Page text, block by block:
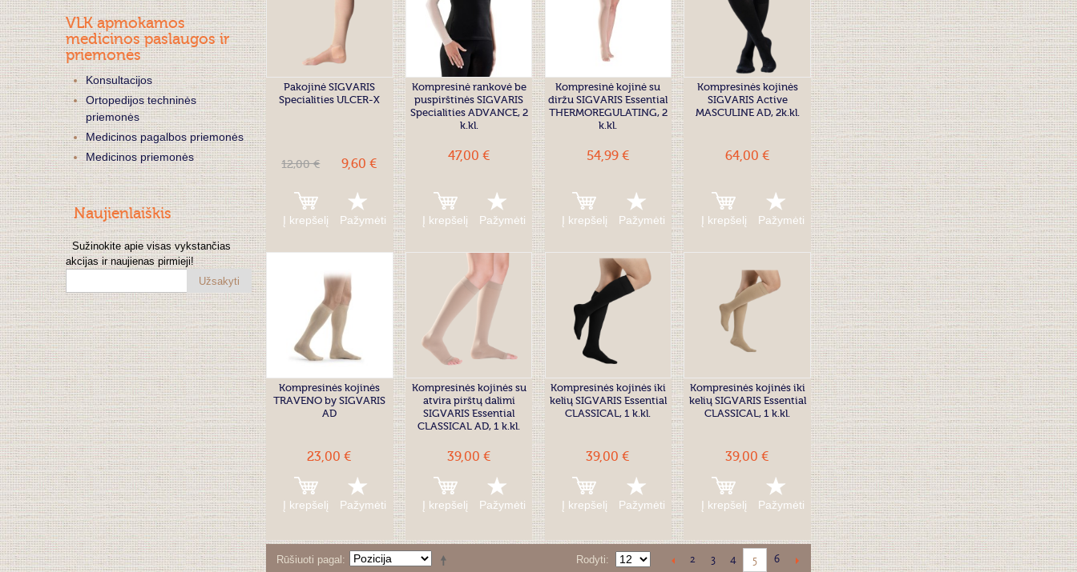
Pakojinė SIGVARIS
Specialities ULCER-X
12,00 € 9,60 €
Į krepšelį Pažymėti
Kompresinė rankovė be
puspirštinės SIGVARIS
Specialities ADVANCE, 2
k.kl.
47,00 €
Į krepšelį Pažymėti
Kompresinė kojinė su
diržu SIGVARIS Essential
THERMOREGULATING, 2
k.kl.
54,99 €
Į krepšelį Pažymėti
Kompresinės kojinės
SIGVARIS Active
MASCULINE AD, 2k.kl.
64,00 €
Į krepšelį Pažymėti
Kompresinės kojinės
TRAVENO by SIGVARIS
AD
23,00 €
Į krepšelį Pažymėti
Kompresinės kojinės su
atvira pirštų dalimi
SIGVARIS Essential
CLASSICAL AD, 1 k.kl.
39,00 €
Į krepšelį Pažymėti
Kompresinės kojinės iki
kelių SIGVARIS Essential
CLASSICAL, 1 k.kl.
39,00 €
Į krepšelį Pažymėti
Kompresinės kojinės iki
kelių SIGVARIS Essential
CLASSICAL, 1 k.kl.
39,00 €
Į krepšelį Pažymėti
Rūšiuoti pagal Rodyti 2 3 4 5 6
VLK apmokamos
medicinos paslaugos ir
priemonės
Konsultacijos
Ortopedijos techninės
priemonės
Medicinos pagalbos priemonės
Medicinos priemonės
Naujienlaiškis
Sužinokite apie visas vykstančias
akcijas ir naujienas pirmieji!
Užsakyti